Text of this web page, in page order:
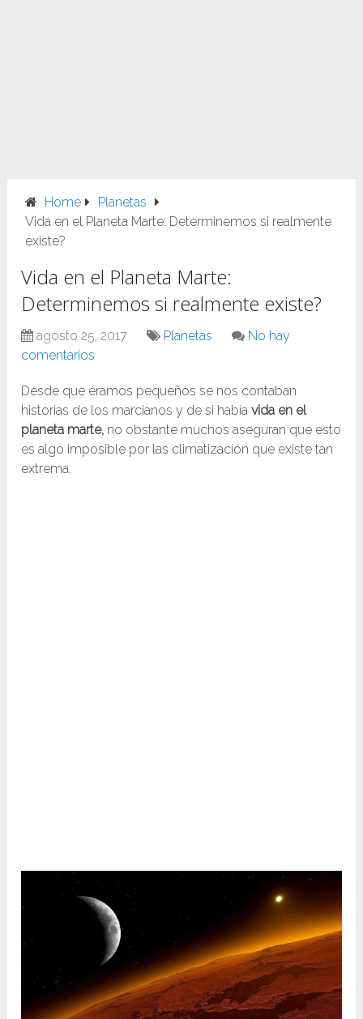
Home
Planetas
Vida en el Planeta Marte: Determinemos si realmente
existe?
Vida en el Planeta Marte:
Determinemos si realmente existe?
agosto 25, 2017 Planetas
No hay
comentarios
Desde que éramos pequeños se nos contaban
historias de los marcianos y de si habíavida en el
planeta marte, no obstante muchos aseguran que esto
es algo imposible por las climatización que existe tan
extrema.